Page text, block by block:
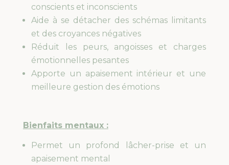
conscients et inconscients
Aide à se détacher des schémas limitants
et des croyances négatives
Réduit les peurs, angoisses et charges
émotionnelles pesantes
Apporte un apaisement intérieur et une
meilleure gestion des émotions
Bienfaits mentaux :
Permet un profond lâcher-prise et un
apaisement mental